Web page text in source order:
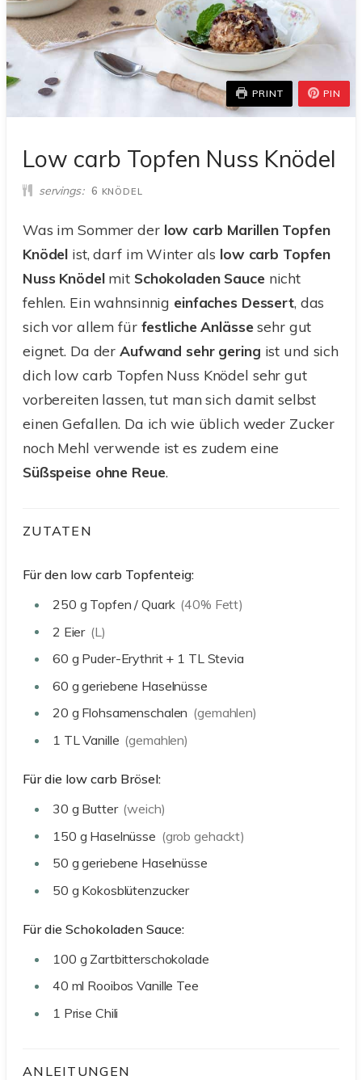
PRINT PIN
Low carb Topfen Nuss Knödel
servings 6 KNÖDEL
Was im Sommer der low carb Marillen Topfen
Knödel ist, darf im Winter als low carb Topfen
Nuss Knödelmit Schokoladen Sauce nicht
fehlen. Ein wahnsinnig einfaches Dessert, das
sich vor allem für festliche Anlässesehr gut
eignet. Da derAufwand sehr gering ist und sich
dich low carb Topfen Nuss Knödel sehr gut
vorbereiten lassen, tut man sich damit selbst
einen Gefallen. Da ich wie üblich weder Zucker
noch Mehl verwende ist es zudem eine
Süßspeise ohne Reue.
ZUTATEN
Für den low carb Topfenteig:
250 g Topfen / Quark (40% Fett)
2 Eier (L)
60 g Puder-Erythrit + 1 TL Stevia
60 g geriebene Haselnüsse
20 g Flohsamenschalen (gemahlen)
1 TLVanille (gemahlen)
Für die low carb Brösel:
30 g Butter (weich)
150 g Haselnüsse (grob gehackt)
50 g geriebene Haselnüsse
50 g Kokosblütenzucker
Für die Schokoladen Sauce:
100 g Zartbitterschokolade
40 ml Rooibos Vanille Tee
1 Prise Chili
ANLEITUNGEN